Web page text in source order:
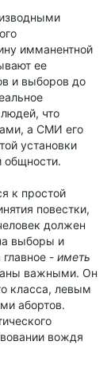
имманентной
ее
и выборов до
что
а СМИ его
установки
общности.
к простой
повестки,
должен
выборы и
- иметь
важными. Он
класса, левым
абортов.
вождя